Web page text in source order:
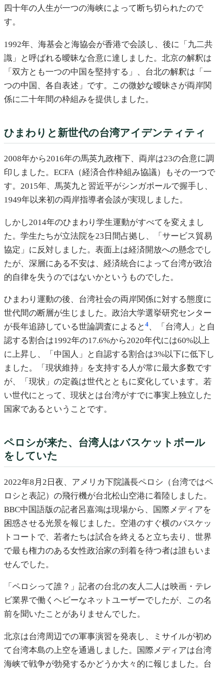
四十年の人生が一つの海峡によって断ち切られたので
す。
1992年、海基会と海協会が香港で会談し、後に「九二共
識」と呼ばれる曖昧な合意に達しました。北京の解釈は
「双方とも一つの中国を堅持する」、台北の解釈は「一
つの中国、各自表述」です。この微妙な曖昧さが両岸関
係に二十年間の枠組みを提供しました。
ひまわりと新世代の台湾アイデンティティ
2008年から2016年の馬英九政権下、両岸は23の合意に調
印しました。ECFA（経済合作枠組み協議）もその一つで
す。2015年、馬英九と習近平がシンガポールで握手し、
1949年以来初の両岸指導者会談が実現しました。
しかし2014年のひまわり学生運動がすべてを変えまし
た。学生たちが立法院を23日間占拠し、「サービス貿易
協定」に反対しました。表面上は経済開放への懸念でし
たが、深層にある不安は、経済統合によって台湾が政治
的自律を失うのではないかというものでした。
ひまわり運動の後、台湾社会の両岸関係に対する態度に
世代間の断層が生じました。政治大学選挙研究センター
が長年追跡している世論調査によると 4、「台湾人」と自
認する割合は1992年の17.6%から2020年代には60%以上
に上昇し、「中国人」と自認する割合は3%以下に低下し
ました。「現状維持」を支持する人が常に最大多数です
が、「現状」の定義は世代とともに変化しています。若
い世代にとって、現状とは台湾がすでに事実上独立した
国家であるということです。
ペロシが来た、台湾人はバスケットボール
をしていた
2022年8月2日夜、アメリカ下院議長ペロシ（台湾ではペ
ロシと表記）の飛行機が台北松山空港に着陸しました。
BBC中国語版の記者呂嘉鴻は現場から、国際メディアを
困惑させる光景を報じました。空港のすぐ横のバスケッ
トコートで、若者たちは試合を終えると立ち去り、世界
で最も権力のある女性政治家の到着を待つ者は誰もいま
せんでした。
「ペロシって誰？」記者の台北の友人二人は映画・テレ
ビ業界で働くヘビーなネットユーザーでしたが、この名
前を聞いたことがありませんでした。
北京は台湾周辺での軍事演習を発表し、ミサイルが初め
て台湾本島の上空を通過しました。国際メディアは台湾
海峡で戦争が勃発するかどうか大々的に報じました。台